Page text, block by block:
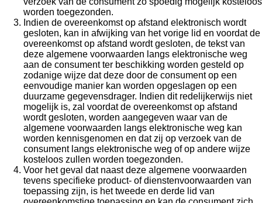
worden toegezonden.
Indien de overeenkomst op afstand elektronisch wordt
gesloten, kan in afwijking van het vorige lid en voordat de
overeenkomst op afstand wordt gesloten, de tekst van
deze algemene voorwaarden langs elektronische weg
aan de consument ter beschikking worden gesteld op
zodanige wijze dat deze door de consument op een
eenvoudige manier kan worden opgeslagen op een
duurzame gegevensdrager. Indien dit redelijkerwijs niet
mogelijk is, zal voordat de overeenkomst op afstand
wordt gesloten, worden aangegeven waar van de
algemene voorwaarden langs elektronische weg kan
worden kennisgenomen en dat zij op verzoek van de
consument langs elektronische weg of op andere wijze
kosteloos zullen worden toegezonden.
Voor het geval dat naast deze algemene voorwaarden
tevens specifieke product- of dienstenvoorwaarden van
toepassing zijn, is het tweede en derde lid van